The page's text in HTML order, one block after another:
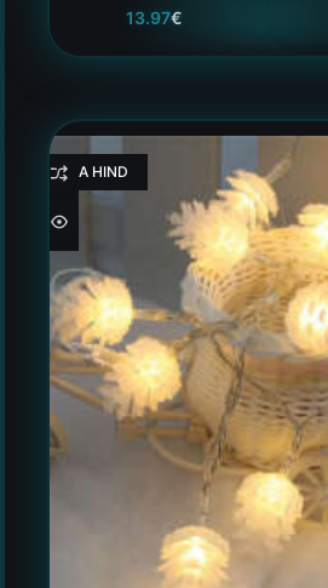
13.97€
HEA HIND